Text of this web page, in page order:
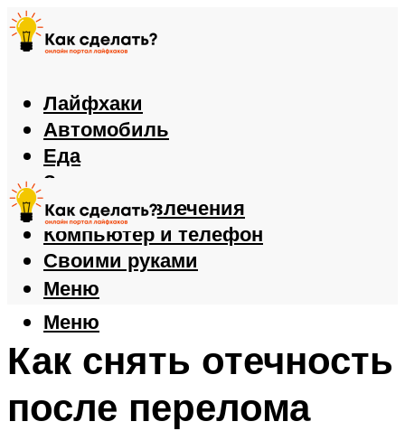
Лайфхаки
Автомобиль
Еда
Здоровье
Игры и развлечения
Компьютер и телефон
Своими руками
Меню
Меню
Как снять отечность
после перелома